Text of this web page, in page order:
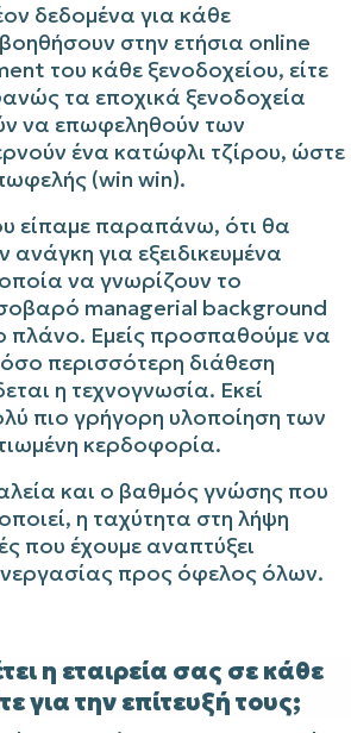
δεδομένα για κάθε
στην ετήσια online
του κάθε ξενοδοχείου, είτε
τα εποχικά ξενοδοχεία
να επωφεληθούν των
ένα κατώφλι τζίρου, ώστε
(win win).
είπαμε παραπάνω, ότι θα
ανάγκη για εξειδικευμένα
να γνωρίζουν το
σοβαρό managerial background
πλάνο. Εμείς προσπαθούμε να
περισσότερη διάθεση
η τεχνογνωσία. Εκεί
πιο γρήγορη υλοποίηση των
κερδοφορία.
και ο βαθμός γνώσης που
η ταχύτητα στη λήψη
που έχουμε αναπτύξει
προς όφελος όλων.
η εταιρεία σας σε κάθε
για την επίτευξή τους;